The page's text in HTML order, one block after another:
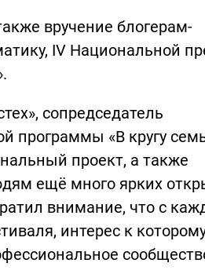
вручение блогерам-
IV Национальной
сопредседатель
программы «В кругу
проект, а также
ещё много ярких
внимание, что с
интерес к